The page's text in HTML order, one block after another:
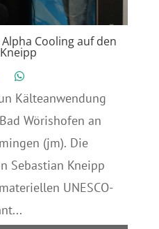
Cooling auf den
Kälteanwendung
Wörishofen an
(jm). Die
Sebastian Kneipp
UNESCO-